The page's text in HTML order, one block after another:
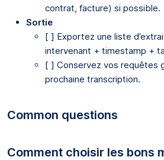
contrat, facture) si possible.
Sortie
[ ] Exportez une liste
intervenant + timestamp +
[ ] Conservez vos requêtes
prochaine transcription.
Common questions
Comment choisir les bons